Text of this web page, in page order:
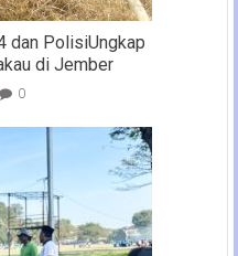
dan PolisiUngkap
di Jember
0